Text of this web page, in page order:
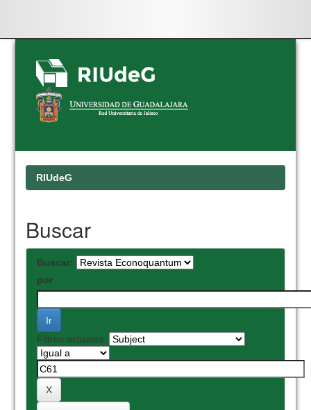
Skip
navigation
RIUdeG
Buscar
Buscar:
por
Filtros actuales: